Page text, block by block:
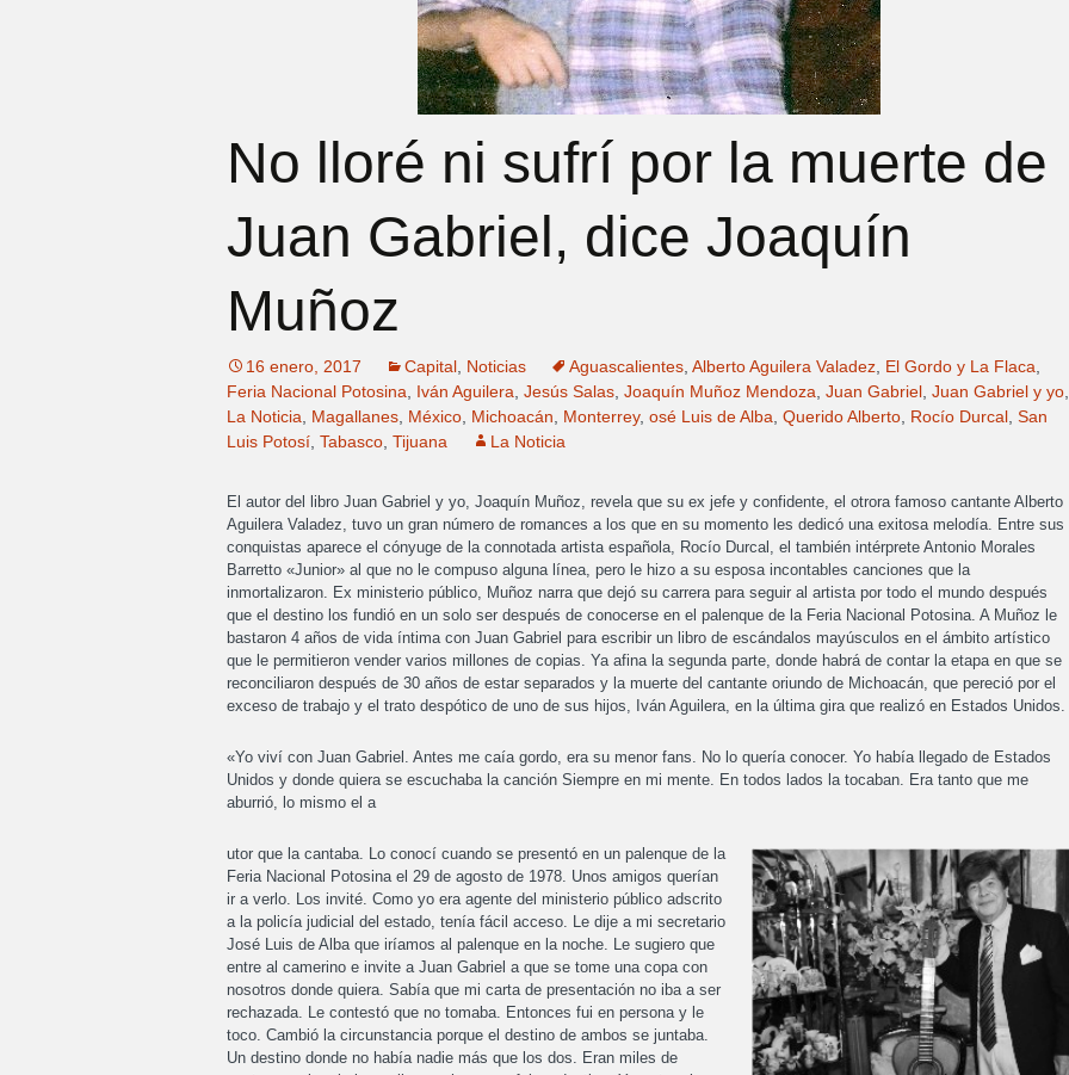
No lloré ni sufrí por la muerte de
Juan Gabriel, dice Joaquín
Muñoz
16 enero, 2017 Capital Noticias Aguascalientes Alberto Aguilera Valadez El Gordo y La Flaca
Feria Nacional Potosina
Iván Aguilera Jesús Salas Joaquín Muñoz Mendoza Juan Gabriel Juan Gabriel y yo
La Noticia
Magallanes México Michoacán Monterrey, osé Luis de Alba Querido Alberto Rocío Durcal San
Luis Potosí Tabasco Tijuana La Noticia
El autor del libro Juan Gabriel y yo, Joaquín Muñoz, revela que su ex jefe y confidente, el otrora famoso cantante Alberto
Aguilera Valadez, tuvo un gran número de romances a los que en su momento les dedicó una exitosa melodía. Entre sus
conquistas aparece el cónyuge de la connotada artista española, Rocío Durcal, el también intérprete Antonio Morales
Barretto «Junior» al que no le compuso alguna línea, pero le hizo a su esposa incontables canciones que la
inmortalizaron. Ex ministerio público, Muñoz narra que dejó su carrera para seguir al artista por todo el mundo después
que el destino los fundió en un solo ser después de conocerse en el palenque de la Feria Nacional Potosina. A Muñoz le
bastaron 4 años de vida íntima con Juan Gabriel para escribir un libro de escándalos mayúsculos en el ámbito artístico
que le permitieron vender varios millones de copias. Ya afina la segunda parte, donde habrá de contar la etapa en que se
reconciliaron después de 30 años de estar separados y la muerte del cantante oriundo de Michoacán, que pereció por el
exceso de trabajo y el trato despótico de uno de sus hijos, Iván Aguilera, en la última gira que realizó en Estados Unidos.
«Yo viví con Juan Gabriel. Antes me caía gordo, era su menor fans. No lo quería conocer. Yo había llegado de Estados
Unidos y donde quiera se escuchaba la canción Siempre en mi mente. En todos lados la tocaban. Era tanto que me
aburrió, lo mismo el a
utor que la cantaba. Lo conocí cuando se presentó en un palenque de la
Feria Nacional Potosina el 29 de agosto de 1978. Unos amigos querían
ir a verlo. Los invité. Como yo era agente del ministerio público adscrito
a la policía judicial del estado, tenía fácil acceso. Le dije a mi secretario
José Luis de Alba que iríamos al palenque en la noche. Le sugiero que
entre al camerino e invite a Juan Gabriel a que se tome una copa con
nosotros donde quiera. Sabía que mi carta de presentación no iba a ser
rechazada. Le contestó que no tomaba. Entonces fui en persona y le
toco. Cambió la circunstancia porque el destino de ambos se juntaba.
Un destino donde no había nadie más que los dos. Eran miles de